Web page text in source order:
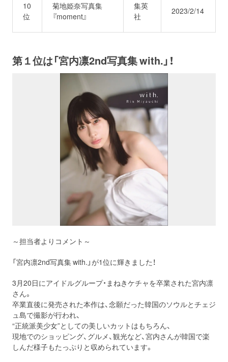
10
位
菊地姫奈写真集
『moment』
集英
社
2023/2/14
第１位は「宮内凛2nd写真集 with.」！
～担当者よりコメント～
「宮内凛2nd写真集 with.」が1位に輝きました！
3月20日にアイドルグループ・まねきケチャを卒業された宮内凛
さん。
卒業直後に発売された本作は、念願だった韓国のソウルとチェジ
ュ島で撮影が行われ、
“正統派美少女”としての美しいカットはもちろん、
現地でのショッピング、グルメ、観光など、宮内さんが韓国で楽
しんだ様子もたっぷりと収められています。